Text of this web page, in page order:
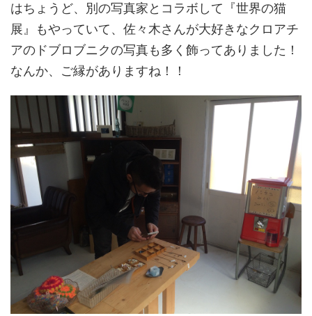
はちょうど、別の写真家とコラボして『世界の猫
展』もやっていて、佐々木さんが大好きなクロアチ
アのドブロブニクの写真も多く飾ってありました！
なんか、ご縁がありますね！！